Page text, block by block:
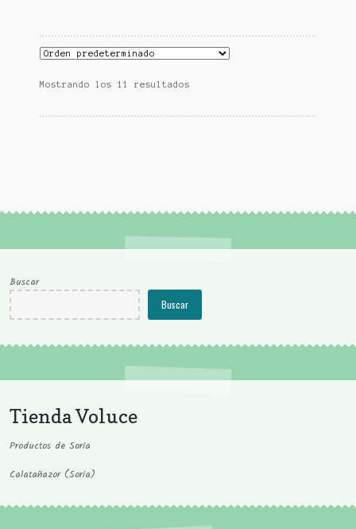
Mostrando los 11 resultados
Buscar
Buscar
Tienda Voluce
Productos de Soria
Calatañazor (Soria)